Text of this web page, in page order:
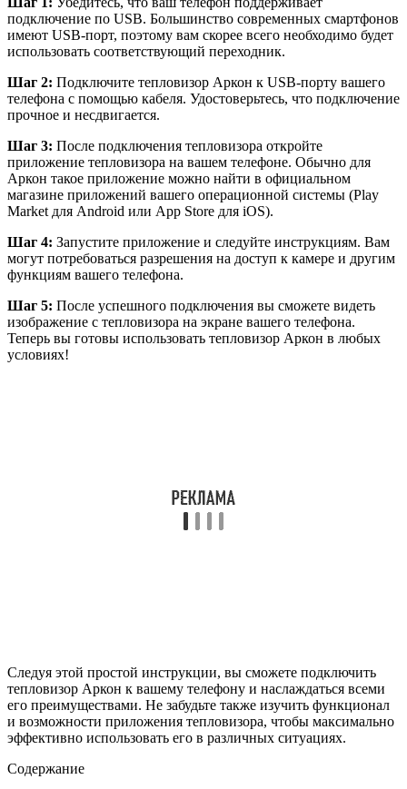
подключение по USB. Большинство современных смартфонов
имеют USB-порт, поэтому вам скорее всего необходимо будет
использовать соответствующий переходник.
Шаг 2: Подключите тепловизор Аркон к USB-порту вашего
телефона с помощью кабеля. Удостоверьтесь, что подключение
прочное и несдвигается.
Шаг 3: После подключения тепловизора откройте
приложение тепловизора на вашем телефоне. Обычно для
Аркон такое приложение можно найти в официальном
магазине приложений вашего операционной системы (Play
Market для Android или App Store для iOS).
Шаг 4: Запустите приложение и следуйте инструкциям. Вам
могут потребоваться разрешения на доступ к камере и другим
функциям вашего телефона.
Шаг 5: После успешного подключения вы сможете видеть
изображение с тепловизора на экране вашего телефона.
Теперь вы готовы использовать тепловизор Аркон в любых
условиях!
Следуя этой простой инструкции, вы сможете подключить
тепловизор Аркон к вашему телефону и наслаждаться всеми
его преимуществами. Не забудьте также изучить функционал
и возможности приложения тепловизора, чтобы максимально
эффективно использовать его в различных ситуациях.
Содержание